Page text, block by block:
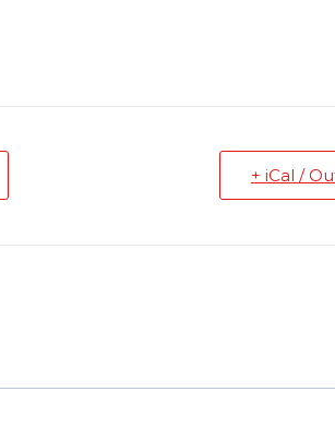
+ iCal /